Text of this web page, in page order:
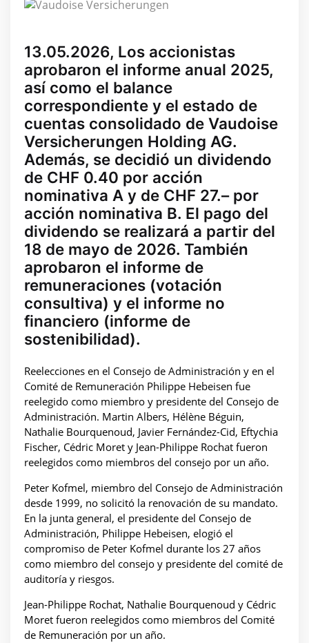
13.05.2026, Los accionistas
aprobaron el informe anual 2025,
así como el balance
correspondiente y el estado de
cuentas consolidado de Vaudoise
Versicherungen Holding AG.
Además, se decidió un dividendo
de CHF 0.40 por acción
nominativa A y de CHF 27.– por
acción nominativa B. El pago del
dividendo se realizará a partir del
18 de mayo de 2026. También
aprobaron el informe de
remuneraciones (votación
consultiva) y el informe no
financiero (informe de
sostenibilidad).
Reelecciones en el Consejo de Administración y en el
Comité de Remuneración Philippe Hebeisen fue
reelegido como miembro y presidente del Consejo de
Administración. Martin Albers, Hélène Béguin,
Nathalie Bourquenoud, Javier Fernández-Cid, Eftychia
Fischer, Cédric Moret y Jean-Philippe Rochat fueron
reelegidos como miembros del consejo por un año.
Peter Kofmel, miembro del Consejo de Administración
desde 1999, no solicitó la renovación de su mandato.
En la junta general, el presidente del Consejo de
Administración, Philippe Hebeisen, elogió el
compromiso de Peter Kofmel durante los 27 años
como miembro del consejo y presidente del comité de
auditoría y riesgos.
Jean-Philippe Rochat, Nathalie Bourquenoud y Cédric
Moret fueron reelegidos como miembros del Comité
de Remuneración por un año.